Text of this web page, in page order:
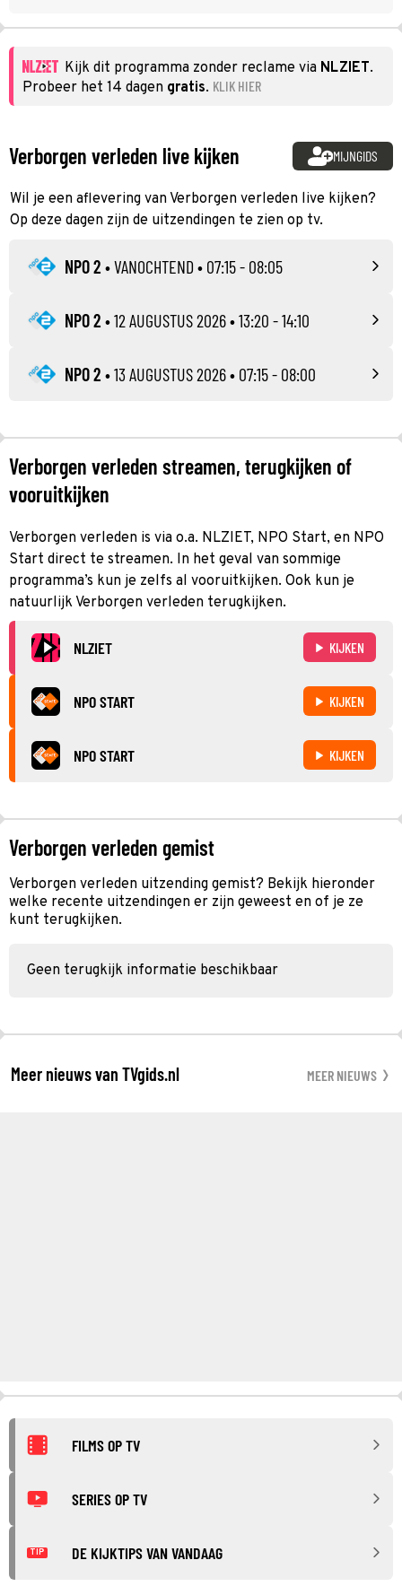
Kijk dit programma zonder reclame via NLZIET.
Probeer het 14 dagen gratis. KLIK HIER
Verborgen verleden live kijken MIJNGIDS
Wil je een aflevering van Verborgen verleden live kijken?
Op deze dagen zijn de uitzendingen te zien op tv.
NPO 2 •VANOCHTEND • 07:15 - 08:05
NPO 2 •12 AUGUSTUS 2026• 13:20 - 14:10
NPO 2 •13 AUGUSTUS 2026• 07:15 - 08:00
Verborgen verleden streamen, terugkijken of
vooruitkijken
Verborgen verleden is via o.a. NLZIET, NPO Start, en NPO
Start direct te streamen. In het geval van sommige
programma’s kun je zelfs al vooruitkijken. Ook kun je
natuurlijk Verborgen verleden terugkijken.
NLZIET KIJKEN
NPO START KIJKEN
NPO START KIJKEN
Verborgen verleden gemist
Verborgen verleden uitzending gemist? Bekijk hieronder
welke recente uitzendingen er zijn geweest en of je ze
kunt terugkijken.
Geen terugkijk informatie beschikbaar
Meer nieuws van TVgids.nl MEER NIEUWS
FILMS OP TV
SERIES OP TV
TIP DE KIJKTIPS VAN VANDAAG